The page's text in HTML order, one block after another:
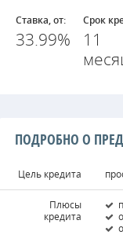
Ставка, от:
33.99%
Срок
11
ПОДРОБНО О
Цель кредита
Плюсы
кредита